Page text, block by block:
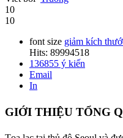
10
10
font size giảm kích
Hits: 89994518
136855 ý kiến
Email
In
GIỚI THIỆU TỔNG